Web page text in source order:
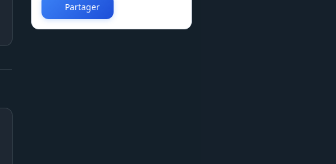
Partager